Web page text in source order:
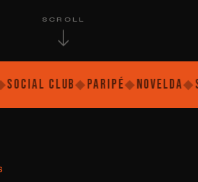
SCROLL
◆Paripé◆Novelda◆Shishas